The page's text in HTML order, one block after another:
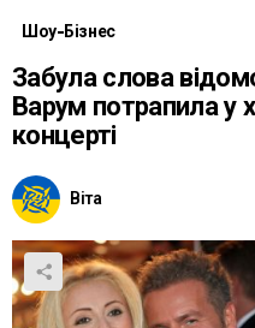
Шоу-Бізнес
Забула слова
Варум потрапила у
концерті
Віта